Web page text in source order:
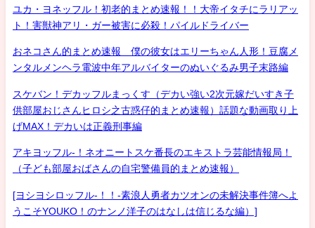
ユカ・ヨネッフル！初老的まとめ速報！！大帝イタチにラリアッ
ト！害獣神アリ・ガー被害に必殺！パイルドライバー
おネコさん的まとめ速報 僕の彼女はエリーちゃん人形！豆腐メ
ンタルメンヘラ電波中年アルバイターのぬいぐるみ男子末路編
スケバン！デカッフルまっくす（デカい強い2次元嫁だいすき子
供部屋おじさんヒロシ之古惑仔的まとめ速報）話題な動画取り上
げMAX！デカいは正義刑事編
アキヨッフル-！ネオニートスケ番長のエキストラ芸能情報局！
（子ども部屋おばさんの自宅警備員的まとめ速報）
[ヨシヨシロッフル-！！-素浪人勇者カツオンの未解決事件簿へよ
うこそYOUKO！のナンノ洋子のはなしは信じるな編）]